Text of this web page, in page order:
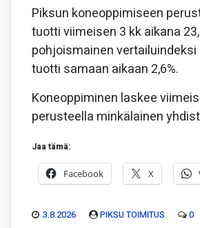
Piksun koneoppimiseen
tuotti viimeisen 3 kk aikana
pohjoismainen vertailuindeksi
tuotti samaan aikaan 2,6%.
Koneoppiminen laskee
perusteella minkälainen
Jaa tämä:
Facebook X
3.8.2026 PIKSU TOIMITUS 0